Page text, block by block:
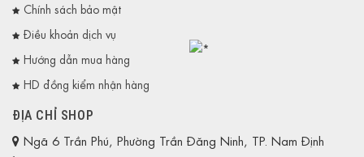
Chính sách bảo mật
Điều khoản dịch vụ
Hướng dẫn mua hàng
HD đồng kiểm nhận hàng
ĐỊA CHỈ SHOP
Ngã 6 Trần Phú, Phường Trần Đăng Ninh, TP. Nam Định